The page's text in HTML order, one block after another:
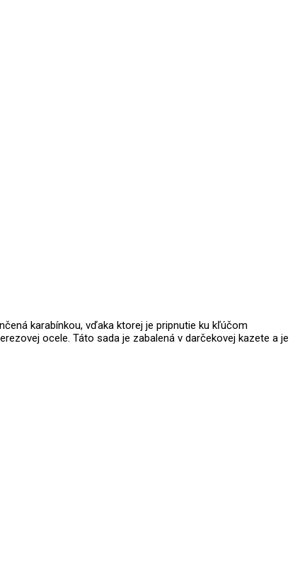
karabínkou, vďaka ktorej je pripnutie ku kľúčom
ocele. Táto sada je zabalená v darčekovej kazete a je